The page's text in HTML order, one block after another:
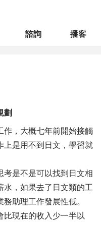
諮詢 播客
劃
作，大概七年前開始接觸
上是用不到日文，學習就
考是不是可以找到日文相
水，如果去了日文類的工
助理工作發展性低。
比現在的收入少一半以